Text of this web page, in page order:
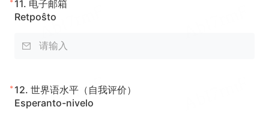
* 11. 电子邮箱
Retpoŝto
* 12. 世界语水平（自我评价）
Esperanto-nivelo